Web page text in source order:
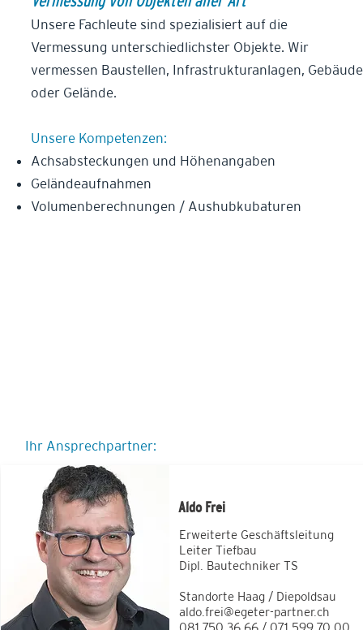
Unsere Fachleute sind spezialisiert auf die
Vermessung unterschiedlichster Objekte. Wir
vermessen Baustellen, Infrastrukturanlagen, Gebäude
oder Gelände.
Unsere Kompetenzen:
Achsabsteckungen und Höhenangaben
Geländeaufnahmen
Volumenberechnungen / Aushubkubaturen
Ihr Ansprechpartner:
Aldo Frei
Erweiterte Geschäftsleitung
Leiter Tiefbau
Dipl. Bautechniker TS
Standorte Haag / Diepoldsau
aldo.frei@egeter-partner.ch
081 750 36 66 / 071 599 70 00